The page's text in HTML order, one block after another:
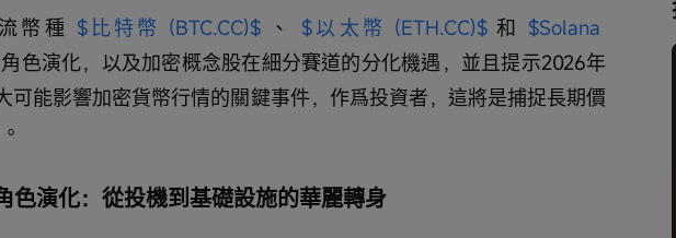
幣種 $比特幣 (BTC.CC)$ 、 $以太幣 (ETH.CC)$ 和 $Solana
色演化，以及加密概念股在細分賽道的分化機遇，並且提示2026年
可能影響加密貨幣行情的關鍵事件，作爲投資者，這將是捕捉長期價
色演化：從投機到基礎設施的華麗轉身